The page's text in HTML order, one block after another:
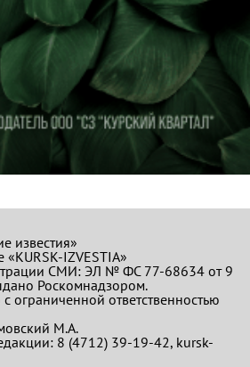
известия»
IZVESTIA»
СМИ: ЭЛ № ФС 77-68634 от 9
Роскомнадзором.
ограниченной ответственностью
М.А.
8 (4712) 39-19-42, kursk-